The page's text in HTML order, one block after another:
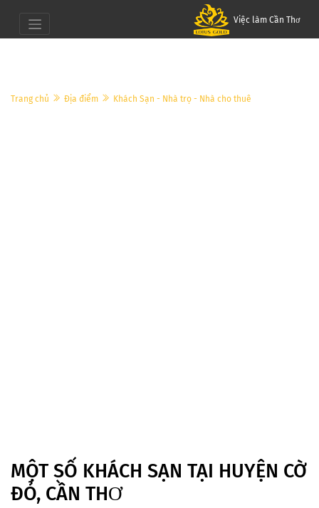
Việc làm Cần Thơ
Trang chủ Địa điểm Khách Sạn - Nhà trọ - Nhà cho thuê
MỘT SỐ KHÁCH SẠN TẠI HUYỆN CỜ
ĐỎ, CẦN THƠ